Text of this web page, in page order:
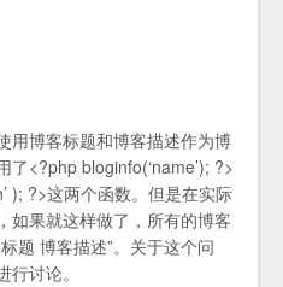
用博客标题和博客描述作为博
<?php bloginfo(‘name’); ?>
); ?>这两个函数。但是在实际
如果就这样做了，所有的博客
题 博客描述”。关于这个问
讨论。